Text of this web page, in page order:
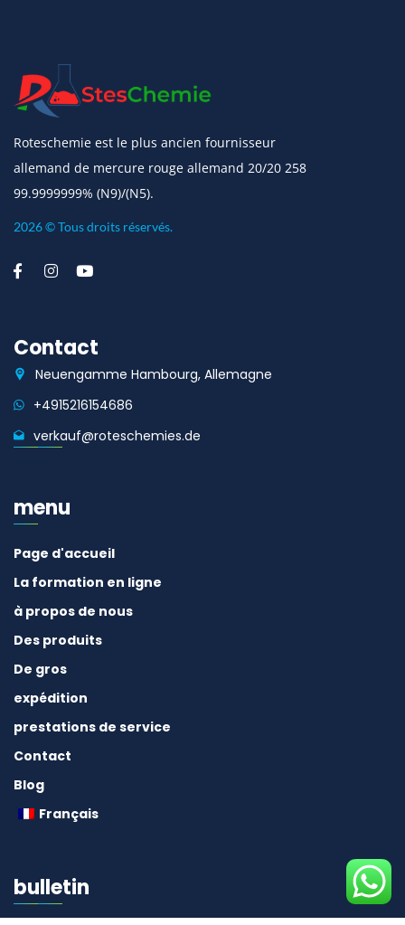
Roteschemie est le plus ancien fournisseur
allemand de mercure rouge allemand 20/20 258
99.9999999% (N9)/(N5).
2026 © Tous droits réservés.
Contact
Neuengamme Hambourg, Allemagne
+4915216154686
verkauf@roteschemies.de
menu
Page d'accueil
La formation en ligne
à propos de nous
Des produits
De gros
expédition
prestations de service
Contact
Blog
Français
bulletin